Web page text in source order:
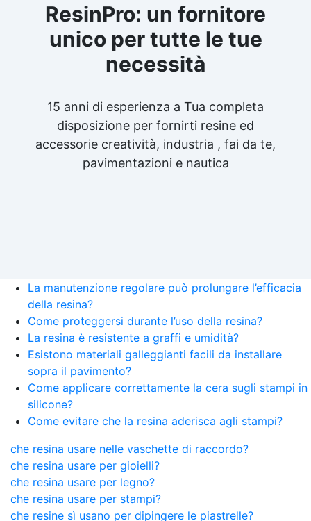
ResinPro: un fornitore
unico per tutte le tue
necessità
15 anni di esperienza a Tua completa
disposizione per fornirti resine ed
accessorie creatività, industria , fai da te,
pavimentazioni e nautica
La manutenzione regolare può prolungare l’efficacia
della resina?
Come proteggersi durante l’uso della resina?
La resina è resistente a graffi e umidità?
Esistono materiali galleggianti facili da installare
sopra il pavimento?
Come applicare correttamente la cera sugli stampi in
silicone?
Come evitare che la resina aderisca agli stampi?
che resina usare nelle vaschette di raccordo?
che resina usare per gioielli?
che resina usare per legno?
che resina usare per stampi?
che resine sì usano per dipingere le piastrelle?